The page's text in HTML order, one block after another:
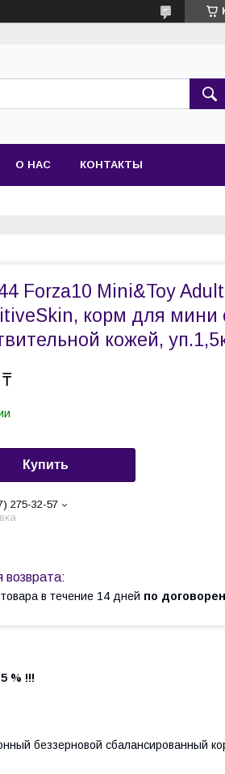
О НАС КОНТАКТЫ
Forza10 Mini&Toy Adult
корм для мини
кожей,
Купить
275-32-57
в течение 14 дней по
% !!!
беззерновой сбалансированный